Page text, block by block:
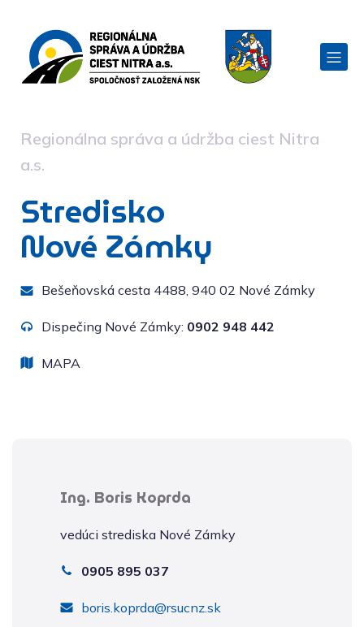
Regionálna správa a údržba ciest Nitra
a.s.
Stredisko
Nové Zámky
Bešeňovská cesta 4488, 940 02 Nové Zámky
Dispečing Nové Zámky: 0902 948 442
MAPA
Ing. Boris Koprda
vedúci strediska Nové Zámky
0905 895 037
boris.koprda@rsucnz.sk